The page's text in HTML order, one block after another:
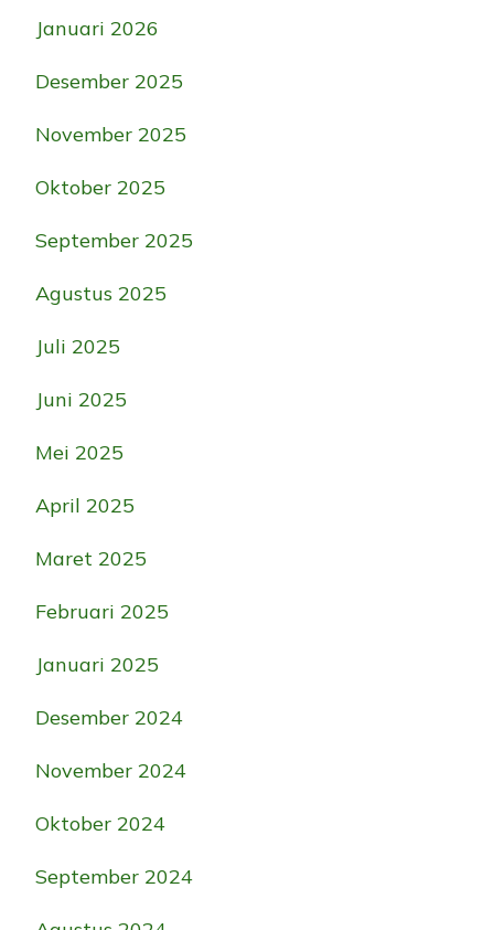
Januari 2026
Desember 2025
November 2025
Oktober 2025
September 2025
Agustus 2025
Juli 2025
Juni 2025
Mei 2025
April 2025
Maret 2025
Februari 2025
Januari 2025
Desember 2024
November 2024
Oktober 2024
September 2024